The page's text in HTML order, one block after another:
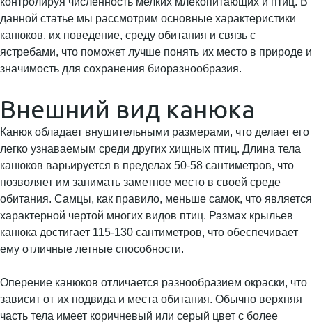
данной статье мы рассмотрим основные характеристики
канюков, их поведение, среду обитания и связь с
ястребами, что поможет лучше понять их место в природе и
значимость для сохранения биоразнообразия.
Внешний вид канюка
Канюк обладает внушительными размерами, что делает его
легко узнаваемым среди других хищных птиц. Длина тела
канюков варьируется в пределах 50-58 сантиметров, что
позволяет им занимать заметное место в своей среде
обитания. Самцы, как правило, меньше самок, что является
характерной чертой многих видов птиц. Размах крыльев
канюка достигает 115-130 сантиметров, что обеспечивает
ему отличные летные способности.
Оперение канюков отличается разнообразием окраски, что
зависит от их подвида и места обитания. Обычно верхняя
часть тела имеет коричневый или серый цвет с более